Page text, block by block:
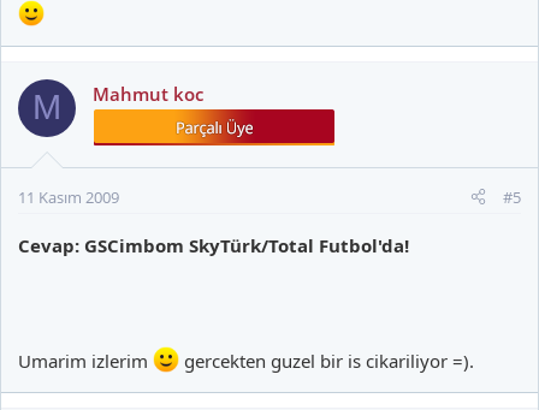
M Mahmut koc
11 Kasım 2009 #5
Cevap: GSCimbom SkyTürk/Total Futbol'da!
Umarim izlerim gercekten guzel bir is cikariliyor =).